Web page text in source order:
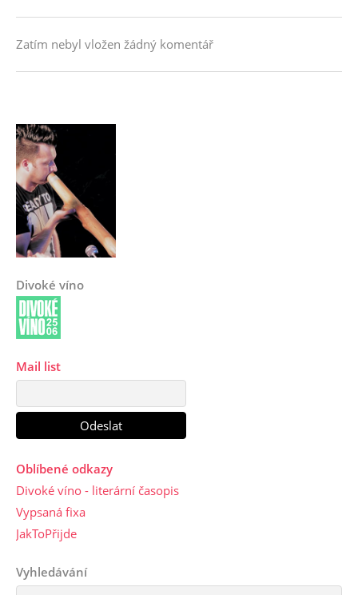
Zatím nebyl vložen žádný komentář
Divoké víno
Mail list
Oblíbené odkazy
Divoké víno - literární časopis
Vypsaná fixa
JakToPřijde
Vyhledávání